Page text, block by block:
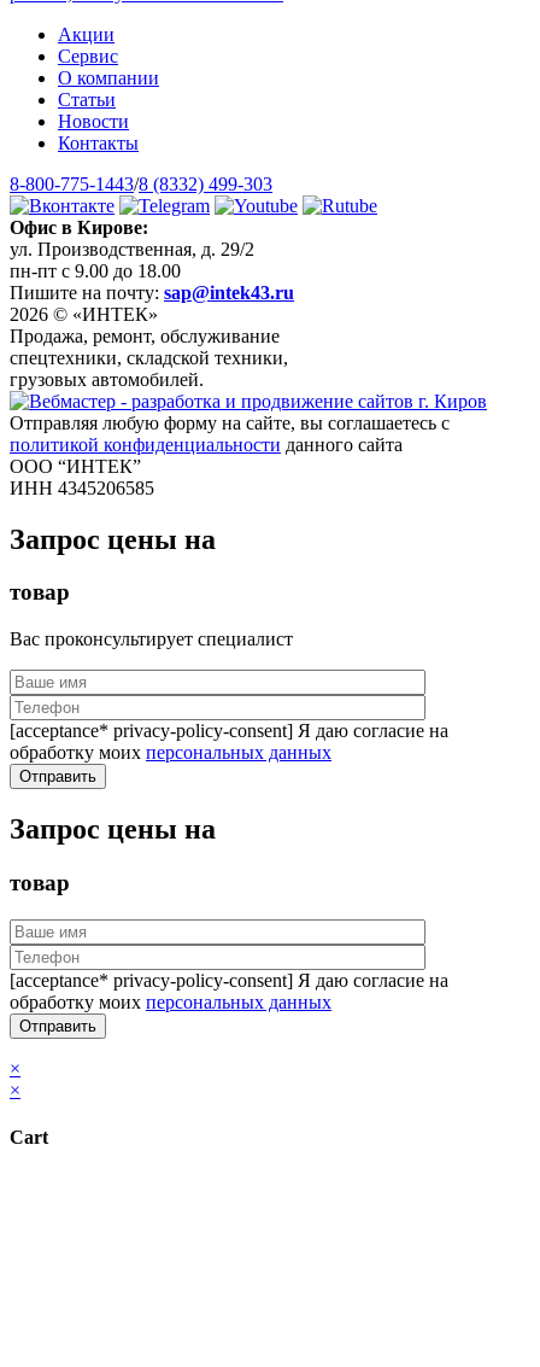
Акции
Сервис
О компании
Статьи
Новости
Контакты
8-800-775-1443/8 (8332) 499-303
Офис в Кирове:
ул. Производственная, д. 29/2
пн-пт с 9.00 до 18.00
Пишите на почту: sap@intek43.ru
2026 © «ИНТЕК»
Продажа, ремонт, обслуживание
спецтехники, складской техники,
грузовых автомобилей.
Отправляя любую форму на сайте, вы соглашаетесь с
политикой конфиденциальности данного сайта
ООО “ИНТЕК”
ИНН 4345206585
Запрос цены на
товар
Вас проконсультирует специалист
[acceptance* privacy-policy-consent] Я даю согласие на
обработку моих персональных данных
Запрос цены на
товар
[acceptance* privacy-policy-consent] Я даю согласие на
обработку моих персональных данных
×
×
Cart